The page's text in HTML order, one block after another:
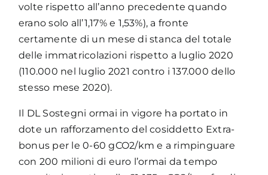
volte rispetto all’anno precedente quando
erano solo all’1,17% e 1,53%), a fronte
certamente di un mese di stanca del totale
delle immatricolazioni rispetto a luglio 2020
(110.000 nel luglio 2021 contro i 137.000 dello
stesso mese 2020).
Il DL Sostegni ormai in vigore ha portato in
dote un rafforzamento del cosiddetto Extra-
bonus per le 0-60 gCO2/km e a rimpinguare
con 200 milioni di euro l’ormai da tempo